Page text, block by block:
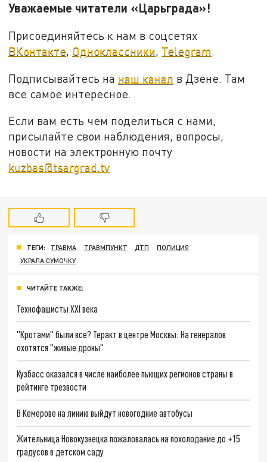
Уважаемые читатели «Царьграда»!
Присоединяйтесь к нам в соцсетях
ВКонтакте, Одноклассники, Telegram.
Подписывайтесь на наш канал в Дзене. Там
все самое интересное.
Если вам есть чем поделиться с нами,
присылайте свои наблюдения, вопросы,
новости на электронную почту
kuzbas@tsargrad.tv
ТЕГИ: ТРАВМА ТРАВМПУНКТ ДТП
ПОЛИЦИЯ
УКРАЛА СУМОЧКУ
ЧИТАЙТЕ ТАКЖЕ:
Технофашисты XXI века
"Кротами" были все? Теракт в центре Москвы: На генералов
охотятся "живые дроны"
Кузбасс оказался в числе наиболее пьющих регионов страны в
рейтинге трезвости
В Кемерове на линию выйдут новогодние автобусы
Жительница Новокузнецка пожаловалась на похолодание до +15
градусов в детском саду